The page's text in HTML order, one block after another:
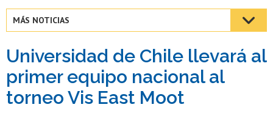
Estudiantes
Académicas/os
Funcionarias/os
Egresadas/os
MÁS NOTICIAS
Universidad de Chile llevará al
primer equipo nacional al
torneo Vis East Moot